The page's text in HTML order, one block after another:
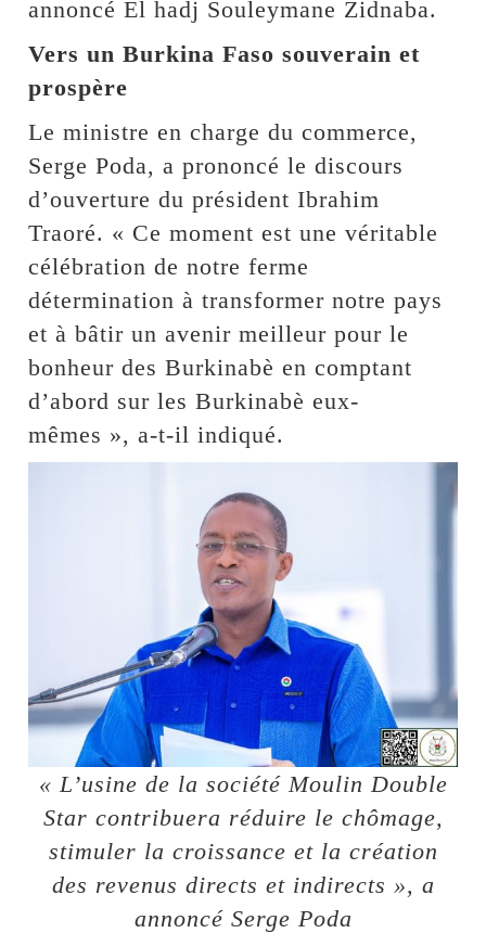
annoncé El hadj Souleymane Zidnaba.
Vers un Burkina Faso souverain et
prospère
Le ministre en charge du commerce,
Serge Poda, a prononcé le discours
d’ouverture du président Ibrahim
Traoré. « Ce moment est une véritable
célébration de notre ferme
détermination à transformer notre pays
et à bâtir un avenir meilleur pour le
bonheur des Burkinabè en comptant
d’abord sur les Burkinabè eux-
mêmes », a-t-il indiqué.
« L’usine de la société Moulin Double
Star contribuera réduire le chômage,
stimuler la croissance et la création
des revenus directs et indirects », a
annoncé Serge Poda